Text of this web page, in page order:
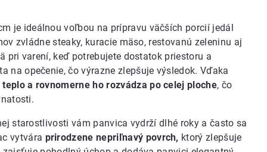
je ideálnou voľbou na prípravu väčších porcií jedál
zvládne steaky, kuracie mäso, restovanú zeleninu aj
pri varení, keď potrebujete dostatok priestoru a
na opečenie, čo výrazne zlepšuje výsledok. Vďaka
a rovnomerne ho rozvádza po celej ploche, čo
starostlivosti vám panvica vydrží dlhé roky a často sa
vytvára prirodzene nepriľnavý povrch, ktorý zlepšuje